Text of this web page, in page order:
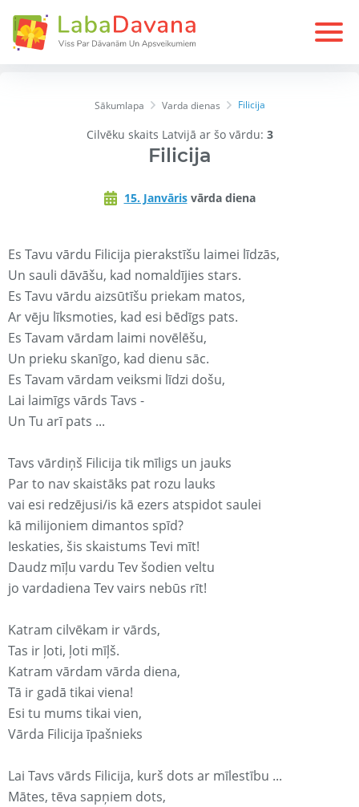
Sākumlapa Varda dienas Filicija
Cilvēku skaits Latvijā ar šo vārdu: 3
Filicija
15. Janvārisvārda diena
Es Tavu vārdu Filicija pierakstīšu laimei līdzās,
Un sauli dāvāšu, kad nomaldījies stars.
Es Tavu vārdu aizsūtīšu priekam matos,
Ar vēju līksmoties, kad esi bēdīgs pats.
Es Tavam vārdam laimi novēlēšu,
Un prieku skanīgo, kad dienu sāc.
Es Tavam vārdam veiksmi līdzi došu,
Lai laimīgs vārds Tavs -
Un Tu arī pats ...
Tavs vārdiņš Filicija tik mīligs un jauks
Par to nav skaistāks pat rozu lauks
vai esi redzējusi/is kā ezers atspidot saulei
kā milijoniem dimantos spīd?
Ieskaties, šis skaistums Tevi mīt!
Daudz mīļu vardu Tev šodien veltu
jo vardadiena Tev vairs nebūs rīt!
Katram cilvēkam ir vārds,
Tas ir ļoti, ļoti mīļš.
Katram vārdam vārda diena,
Tā ir gadā tikai viena!
Esi tu mums tikai vien,
Vārda Filicija īpašnieks
Lai Tavs vārds Filicija, kurš dots ar mīlestību ...
Mātes, tēva sapņiem dots,